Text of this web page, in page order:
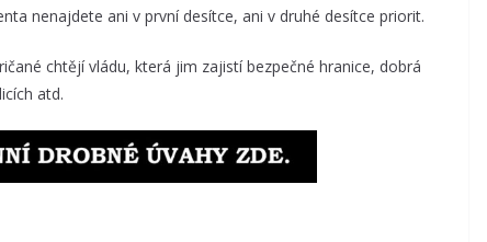
nenajdete ani v první desítce, ani v druhé desítce priorit.
chtějí vládu, která jim zajistí bezpečné hranice, dobrá
atd.